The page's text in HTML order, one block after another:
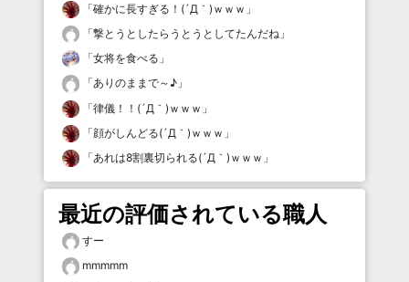
「確かに長すぎる！(´Д｀)ｗｗｗ 」
「撃とうとしたらうとうとしてたんだね 」
「女将を食べる 」
「ありのままで～♪ 」
「律儀！！(´Д｀)ｗｗｗ 」
「顔がしんどる(´Д｀)ｗｗｗ 」
「あれは8割裏切られる(´Д｀)ｗｗｗ 」
最近の評価されている職人
すー
mmmmm